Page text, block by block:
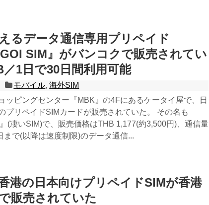
るデータ通信専用プリペイド
SIM』がバンコクで販売されてい
／1日で30日間利用可能
モバイル,海外SIM
ッピングセンター『MBK』の4Fにあるケータイ屋で、日
プリペイドSIMカードが販売されていた。 その名も
』(凄いSIM)で、販売価格はTHB 1,177(約3,500円)、通信量
まで(以降は速度制限)のデータ通信...
港の日本向けプリペイドSIMが香港
販売されていた